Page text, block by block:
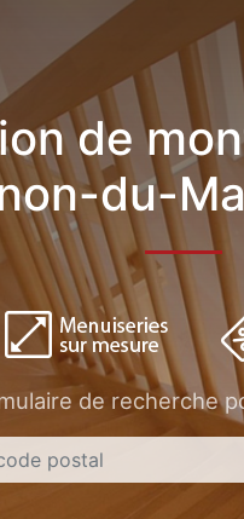
de
du-
de recherche